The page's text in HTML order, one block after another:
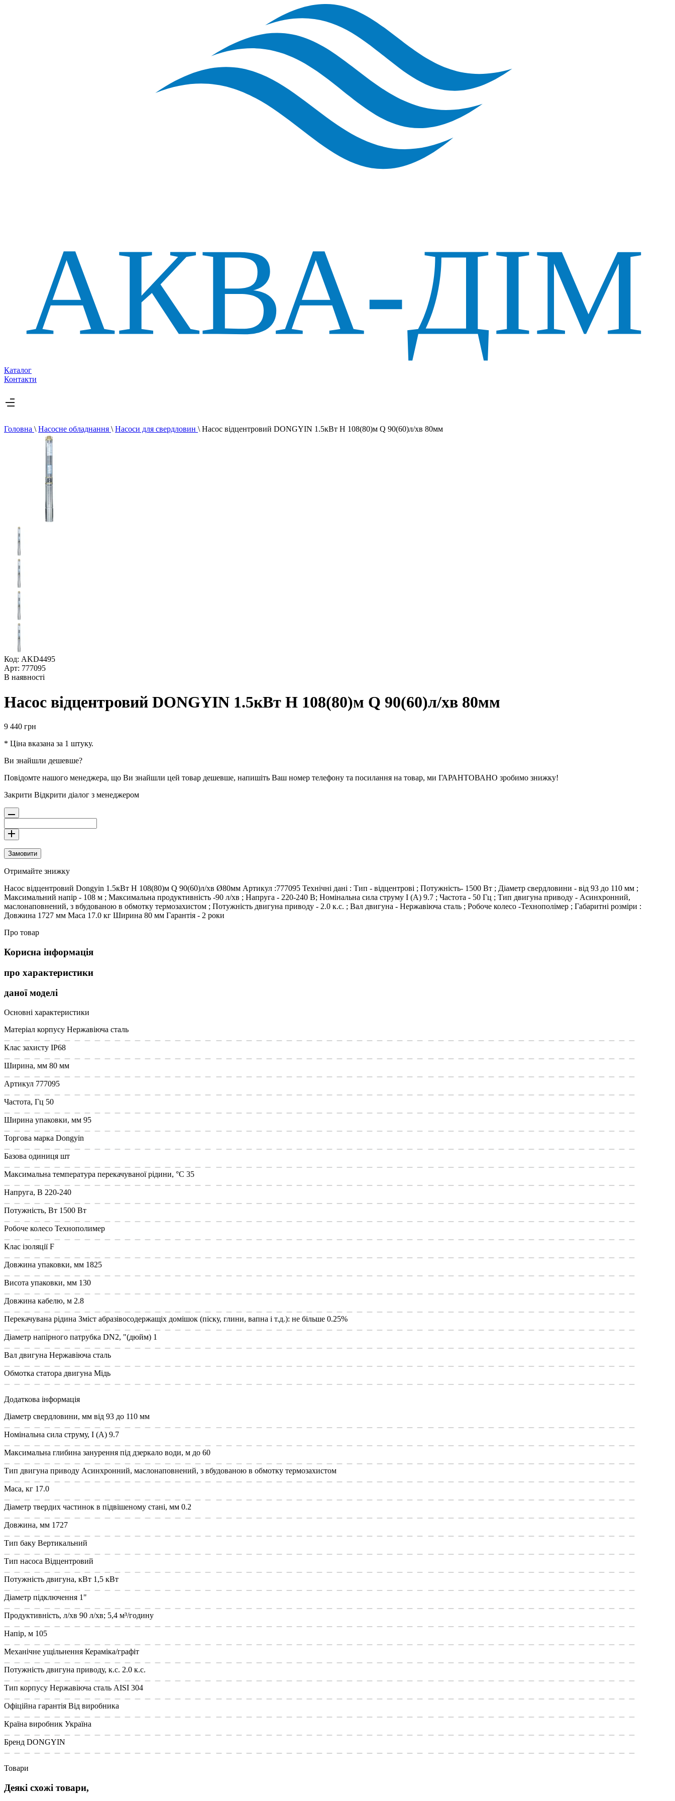
Каталог
Контакти
Головна \ Насосне обладнання \ Насоси для свердловин \ Насос вiдцентровий DONGYIN 1.5кВт H 108(80)м Q 90(60)л/хв 80мм
Код: AKD4495
Арт: 777095
В наявності
Насос вiдцентровий DONGYIN 1.5кВт H 108(80)м Q 90(60)л/хв 80мм
9 440 грн
* Ціна вказана за 1 штуку.
Ви знайшли дешевше?
Повідомте нашого менеджера, що Ви знайшли цей товар дешевше, напишіть Ваш номер телефону та посилання на товар, ми ГАРАНТОВАНО зробимо знижку!
Закрити Відкрити діалог з менеджером
Замовити
Отримайте знижку
Насос вiдцентровий Dongyin 1.5кВт H 108(80)м Q 90(60)л/хв Ø80мм Артикул :777095 Технічні дані : Тип - відцентрові ; Потужність- 1500 Вт ; Діаметр свердловини - від 93 до 110 мм ;
Максимальний напір - 108 м ; Максимальна продуктивність -90 л/хв ; Напруга - 220-240 В; Номінальна сила струму I (А) 9.7 ; Частота - 50 Гц ; Тип двигуна приводу - Асинхронний,
маслонаповнений, з вбудованою в обмотку термозахистом ; Потужність двигуна приводу - 2.0 к.с. ; Вал двигуна - Нержавіюча сталь ; Робоче колесо -Технополiмер ; Габаритні розміри :
Довжина 1727 мм Маса 17.0 кг Ширина 80 мм Гарантiя - 2 роки
Про товар
Корисна інформація
про характеристики
даної моделі
Основні характеристики
Матеріал корпусу Нержавіюча сталь
Клас захисту IP68
Ширина, мм 80 мм
Артикул 777095
Частота, Гц 50
Ширина упаковки, мм 95
Торгова марка Dongyin
Базова одиниця шт
Максимальна температура перекачуваної рідини, °C 35
Напруга, В 220-240
Потужність, Вт 1500 Вт
Робоче колесо Технополимер
Клас ізоляції F
Довжина упаковки, мм 1825
Висота упаковки, мм 130
Довжина кабелю, м 2.8
Перекачувана рідина Зміст абразівосодержащіх домішок (піску, глини, вапна і т.д.): не більше 0.25%
Діаметр напірного патрубка DN2, "(дюйм) 1
Вал двигуна Нержавіюча сталь
Обмотка статора двигуна Мідь
Додаткова інформація
Діаметр свердловини, мм від 93 до 110 мм
Номінальна сила струму, I (А) 9.7
Максимальна глибина занурення під дзеркало води, м до 60
Тип двигуна приводу Асинхронний, маслонаповнений, з вбудованою в обмотку термозахистом
Маса, кг 17.0
Діаметр твердих частинок в підвішеному стані, мм 0.2
Довжина, мм 1727
Тип баку Вертикальний
Тип насоса Відцентровий
Потужність двигуна, кВт 1,5 кВт
Діаметр підключення 1"
Продуктивність, л/хв 90 л/хв; 5,4 м³/годину
Напір, м 105
Механічне ущільнення Кераміка/графіт
Потужність двигуна приводу, к.с. 2.0 к.с.
Тип корпусу Нержавіюча сталь AISI 304
Офіційна гарантія Від виробника
Країна виробник Україна
Бренд DONGYIN
Товари
Деякі схожі товари,